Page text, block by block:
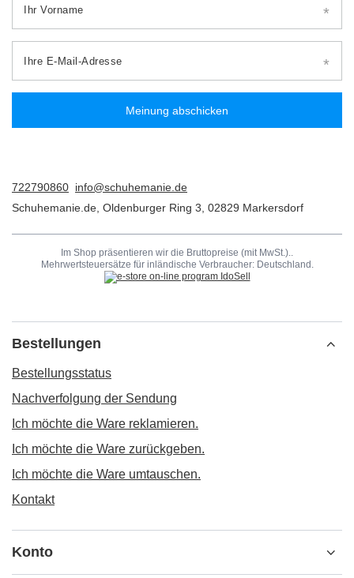
Ihr Vorname
Ihre E-Mail-Adresse
Meinung abschicken
722790860 info@schuhemanie.de
Schuhemanie.de Oldenburger Ring 3 02829 Markersdorf
Im Shop präsentieren wir die Bruttopreise (mit MwSt.)..
Mehrwertsteuersätze für inländische Verbraucher: Deutschland .
Bestellungen
Bestellungsstatus
Nachverfolgung der Sendung
Ich möchte die Ware reklamieren.
Ich möchte die Ware zurückgeben.
Ich möchte die Ware umtauschen.
Kontakt
Konto